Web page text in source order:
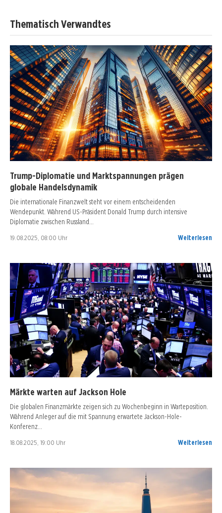
Thematisch Verwandtes
Trump-Diplomatie und Marktspannungen prägen
globale Handelsdynamik
Die internationale Finanzwelt steht vor einem entscheidenden
Wendepunkt. Während US-Präsident Donald Trump durch intensive
Diplomatie zwischen Russland…
19.08.2025, 08:00 Uhr Weiterlesen
Märkte warten auf Jackson Hole
Die globalen Finanzmärkte zeigen sich zu Wochenbeginn in Warteposition.
Während Anleger auf die mit Spannung erwartete Jackson-Hole-
Konferenz…
18.08.2025, 19:00 Uhr Weiterlesen